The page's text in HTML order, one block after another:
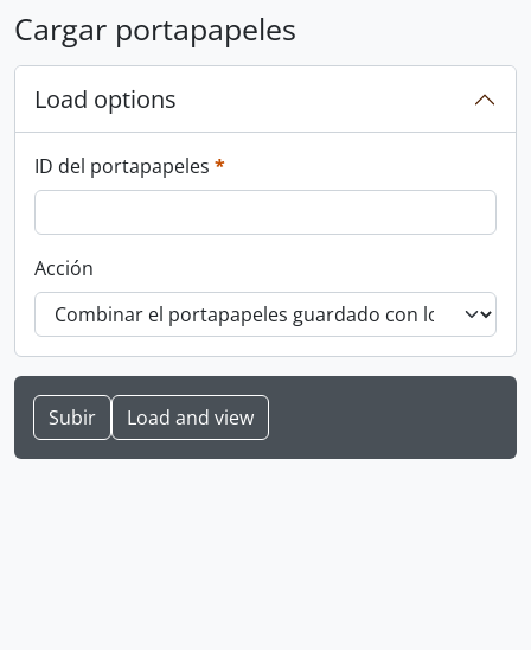
Cargar portapapeles
Load options
ID del portapapeles *This field is required.
Acción